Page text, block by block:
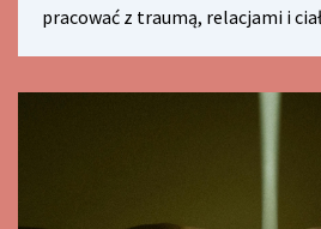
pracować z traumą, relacjami i